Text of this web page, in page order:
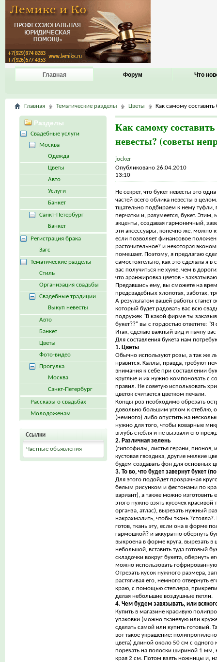
Главная Форум Что
Главная Тематические разделы Цветы Как самому составить
Как самому составить
невесты? (советы
jocker
Опубликовано 26.04.2010
13:10
Не секрет, что букет невесты это
частей всего облика невесты в
тщательно подбираем к нему туфли,
перчатки и, разумеется, букет. Этим,
акценты, создавая гармоничный,
эти аксессуары, конечно же, можно
если позволяет финансовое
расточительное? и некоторая
помешает. Поэтому, я предлагаю
самостоятельно, как это сделала я в
вас получиться не хуже, чем в
что аранжировка цветов -
Предавшись ему, вы сможете на
предсвадебных хлопотах, заботах,
А результатом вашей работы станет
который будет радовать вас всю
подружек "В какой фирме ты
букет??" вы с гордостью ответите:
Итак, сделаю важный вид и начну вас
Для составления букета нам
1. Цветы
Обычно используют розы, а так же
нравится. Каллы, правда, требуют
внимания к себе при составлении
круглые и их нужно компоновать с
правил. Не советую использовать
цветок считается цветком печали.
Концы роз необходимо обрезать
довольно большим углом к стеблю,
(немного) либо опустить на
нужно для того, чтобы коварные
вглубь стебля и не вызвали его
2. Различная зелень
(гипсофилы, листья герани, пионов,
кустовая гвоздика, другие мелкие
будем создавать фон для основных
3. То во, что будет завернут букет
Для этого подойдет прозрачная
белым рисунком и фестонами по
вариант), а также можно изготовить
этого нужно взять кусочек красивой
органза, атлас), вырезать нужный
накрахмалить, чтобы ткань ?стояла?.
готов, ткань эту, если она в форме
гармошкой? и аккуратно обернуть
выкроена в форме круга, вырезать в
небольшой, вставить туда готовый
складочки вокруг букета, обернуть
можно использовать
Отрезать кусок нужного размера,
растягивая его, немного отвернуть
краю, с помощью степлера,
делая небольшие воздушные петли.
4. Чем будем завязывать, или
Купить в магазине красивую
упаковки (можно тканевую или
сделать самой или купить готовый.
вот такое украшение:
цвета) длиной около 50 см с одного
порезать на полоски шириной 1 мм,
края 2 см. Потом взять ножницы и,
Разделы
Свадебные услуги
Москва
Одежда
Цветы
Авто
Услуги
Банкет
Санкт-Петербург
Банкет
Регистрация брака
Загс
Тематические разделы
Стиль
Организация свадьбы
Свадебные традиции
Выкуп невесты
Авто
Банкет
Цветы
Фото-видео
Прогулка
Москва
Санкт-Петербург
Рассказы о свадьбах
Молодоженам
Ссылки
Частные объявления